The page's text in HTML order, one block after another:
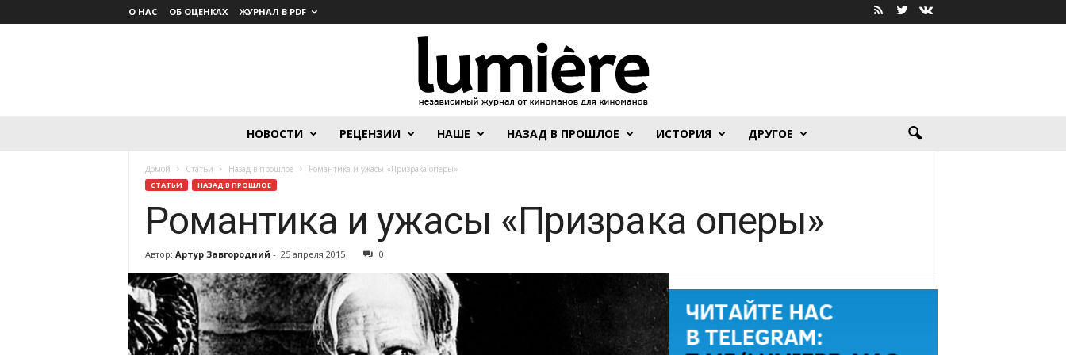
О НАС ОБ ОЦЕНКАХ ЖУРНАЛ В PDF
НОВОСТИ РЕЦЕНЗИИ НАШЕ НАЗАД В ПРОШЛОЕ ИСТОРИЯ ДРУГОЕ
Домой Статьи Назад в прошлое Романтика и ужасы «Призрака оперы»
СТАТЬИ НАЗАД В ПРОШЛОЕ
Романтика и ужасы «Призрака оперы»
Автор: Артур Завгородний - 25 апреля 2015 0